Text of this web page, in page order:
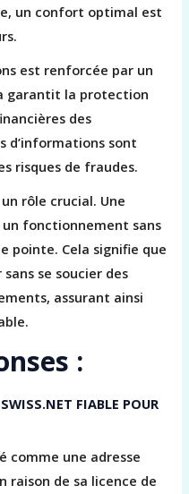
un confort optimal est
est renforcée par un
garantit la protection
des
d’informations sont
risques de fraudes.
rôle crucial. Une
fonctionnement sans
pointe. Cela signifie que
se soucier des
assurant ainsi
:
FIABLE POUR
comme une adresse
raison de sa licence de